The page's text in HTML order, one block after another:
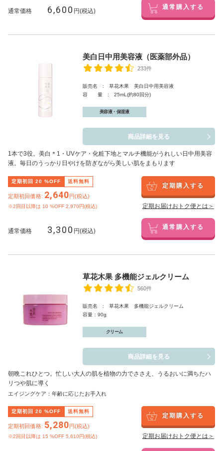
通常価格 6,600 円(税込) 通常購入する
美白日中用美容液（医薬部外品）
233件
販売名 : 草花木果 美白日中用美容液
容 量 : 25mL(約80回分)
美容液・保湿液
商品詳細を見る
1本で3役。美白 ＊1 ・UVケア・化粧下地とマルチ機能がうれしい日中用美容
液。毎日のうっかり日やけを防ぎながら美しい肌をまもります
定期初回 20 %OFF 送料無料
定期初回価格: 2,640円(税込)
※2回目以降は 10 %OFF 2,970円(税込)
定期購入する
定期お届けおトク便とは＞
通常価格 3,300 円(税込) 通常購入する
草花木果 多機能ジェルクリーム
560件
販売名 : 草花木果 多機能ジェルクリーム
容量：90g
クリーム
商品詳細を見る
朝晩これひとつ。忙しい大人の肌を植物の力でささえ、うるおいに満ちたハ
リつや肌に導く
エイジングケア：年齢に応じたお手入れ
定期初回 20 %OFF 送料無料
定期初回価格: 5,280円(税込)
※2回目以降は 15 %OFF 5,610円(税込)
定期購入する
定期お届けおトク便とは＞